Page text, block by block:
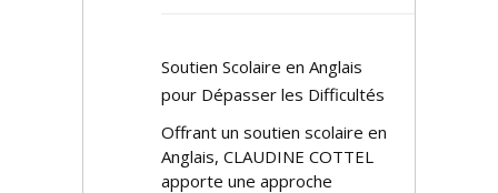
Soutien Scolaire en Anglais
pour Dépasser les Difficultés
Offrant un soutien scolaire en
Anglais, CLAUDINE COTTEL
apporte une approche